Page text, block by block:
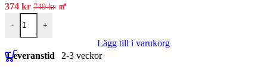
374 kr 749kr ㎡
- +
Lägg till i varukorg
Leveranstid
2-3 veckor